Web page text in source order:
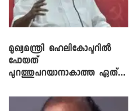
മുഖ്യമന്ത്രി ഹെലികോപ്ടറിൽ
പോയത്
പുറത്തുപറയാനാകാത്ത ഏത്